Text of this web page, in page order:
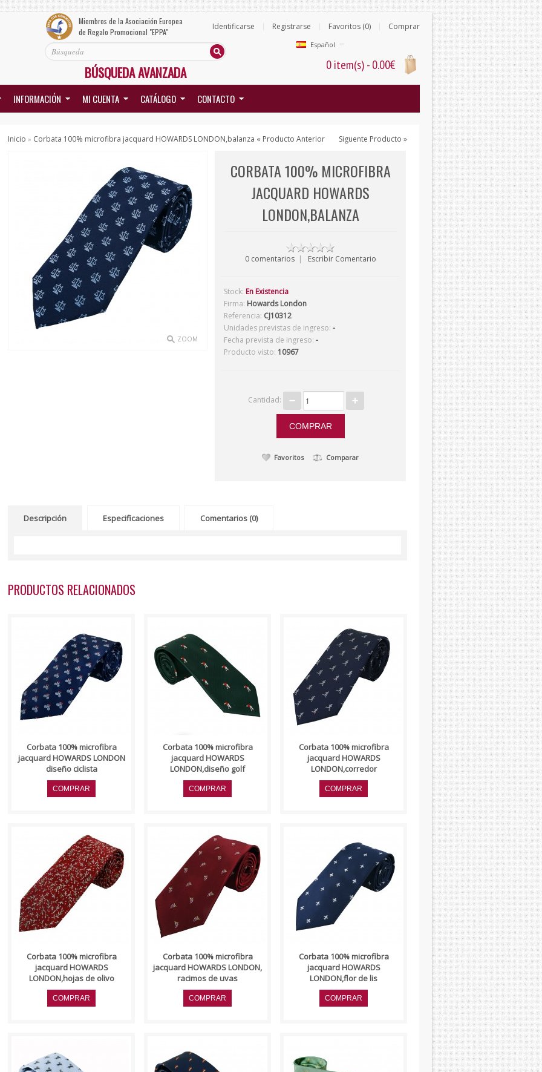
Español
Identificarse Registrarse Favoritos (0) Comprar
0 item(s) - 0.00€
Miembros de la Asociación Europea
de Regalo Promocional "EPPA"
BÚSQUEDA AVANZADA
INFORMACIÓN MI CUENTA CATÁLOGO CONTACTO
Inicio » Corbata 100% microfibra jacquard HOWARDS LONDON,balanza « Producto Anterior Siguente Producto »
ZOOM
CORBATA 100% MICROFIBRA
JACQUARD HOWARDS
LONDON,BALANZA
0 comentarios| Escribir Comentario
Stock: En Existencia
Firma: Howards London
Referencia: CJ10312
Unidades previstas de ingreso: -
Fecha prevista de ingreso: -
Producto visto: 10967
Cantidad:
Favoritos Comparar
Descripción Especificaciones Comentarios (0)
PRODUCTOS RELACIONADOS
Corbata 100% microfibra
jacquard HOWARDS LONDON
diseño ciclista
Corbata 100% microfibra
jacquard HOWARDS
LONDON,diseño golf
..
Corbata 100% microfibra
jacquard HOWARDS
LONDON,corredor
..
Corbata 100% microfibra
jacquard HOWARDS
LONDON,hojas de olivo
..
Corbata 100% microfibra
jacquard HOWARDS LONDON,
racimos de uvas
..
Corbata 100% microfibra
jacquard HOWARDS
LONDON,flor de lis